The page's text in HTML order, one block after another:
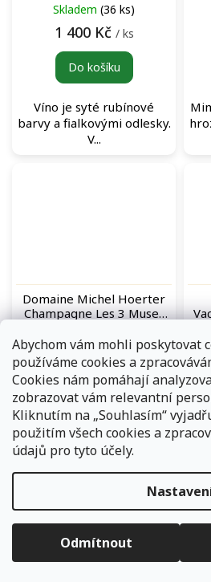
Abychom vám mohli poskytovat
používáme cookies a
Cookies nám pomáhají
zobrazovat vám relevantní
Kliknutím na „Souhlasím“
použitím všech cookies a
údajů pro tyto účely.
Odmítnout
Objednávky, které přijmeme a jsou
expedujeme ještě v ten samý den.
informace od přepravní společnosti.
vyzvednutí na některé z našich poboček
Skladem (36 ks)
1 400 Kč / ks
Do košíku
Víno je syté rubínové
barvy a fialkovými odlesky.
V...
Domaine Michel Hoerter
Champagne Les 3 Muses
Skladem (82 ks)
1 400 Kč/ ks
Do košíku
Brut Champagne „Les 3
Muses“ je elegantní cuvée